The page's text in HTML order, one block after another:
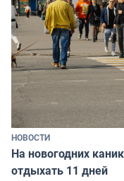
НОВОСТИ
На новогодних
отдыхать 11 дней